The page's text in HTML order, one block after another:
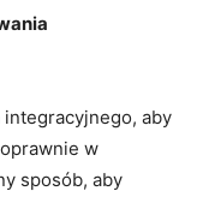
aby
‌w
‌sposób, aby